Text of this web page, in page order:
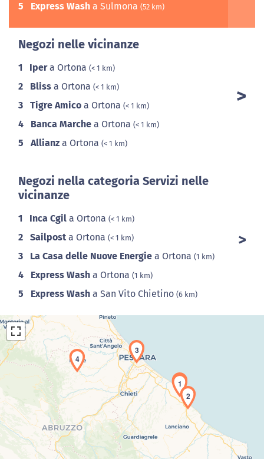
5 Express Wash a Sulmona (52 km)
Negozi nelle vicinanze
1 Ipera Ortona (< 1 km)
2 Bliss a Ortona (< 1 km)
3 Tigre Amico a Ortona (< 1 km)
4 Banca Marche a Ortona (< 1 km)
5 Allianz a Ortona (< 1 km)
Negozi nella categoria Servizi nelle
vicinanze
1 Inca Cgil a Ortona (< 1 km)
2 Sailpost a Ortona (< 1 km)
3 La Casa delle Nuove Energie a Ortona (1 km)
4 Express Wash a Ortona (1 km)
5 Express Wash a San Vito Chietino (6 km)
Caricamento della carta in corso...
1
2
3
4